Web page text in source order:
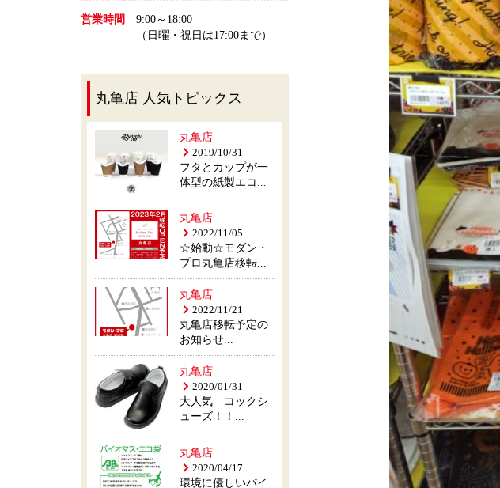
営業時間
9:00～18:00
（日曜・祝日は17:00まで）
丸亀店 人気トピックス
丸亀店
2019/10/31
フタとカップが一
体型の紙製エコ...
丸亀店
2022/11/05
☆始動☆モダン・
プロ丸亀店移転...
丸亀店
2022/11/21
丸亀店移転予定の
お知らせ...
丸亀店
2020/01/31
大人気 コックシ
ューズ！！...
丸亀店
2020/04/17
環境に優しいバイ